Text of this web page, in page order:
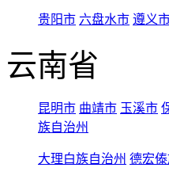
贵阳市 六盘水市 遵义
云南省
昆明市 曲靖市 玉溪市
族自治州
大理白族自治州 德宏